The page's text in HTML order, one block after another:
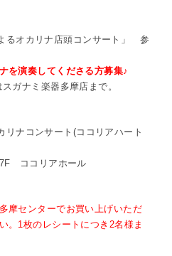
オカリナ店頭コンサート」 参
を演奏してくださる方募集♪
ガナミ楽器多摩店まで。
ナコンサート(ココリアハート
ココリアホール
摩センターでお買い上げいただ
。1枚のレシートにつき2名様ま